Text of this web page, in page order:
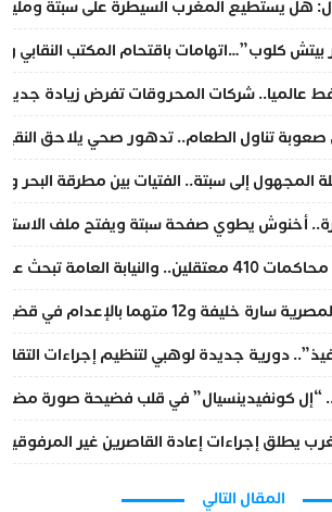
هل يستطيع المغرب السيطرة على سبتة
بيتش كلوب”…اتهامات باقتحام المكتب النقابي
عالميا.. شركات المحروقات تفرض زيادة
صعوبة تناول الطعام.. تدهور صحي يلاحق النقيب
المجهول إلى سبتة.. الفتيات بين مطرقة البحر
أخنوش يطوي صفحة سبتة ويفتح ملف
تبحث عن حل قانوني
متهما بالإعدام في قضية هزت بلاد الفراعنة
دورية جديدة لوهبي لتنظيم إجراءات
“إل كونفيدينسيال” في قلب فضيحة صورة
يطلق إجراءات إعادة القاصرين غير
المقال التالي